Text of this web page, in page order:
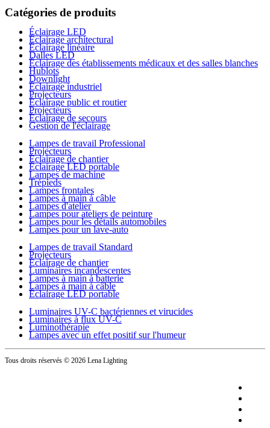
Catégories de produits
Éclairage LED
Éclairage architectural
Éclairage linéaire
Dalles LED
Éclairage des établissements médicaux et des salles blanches
Hublots
Downlight
Éclairage industriel
Projecteurs
Éclairage public et routier
Projecteurs
Éclairage de secours
Gestion de l'éclairage
Lampes de travail Professional
Projecteurs
Éclairage de chantier
Éclairage LED portable
Lampes de machine
Trépieds
Lampes frontales
Lampes à main à câble
Lampes d'atelier
Lampes pour ateliers de peinture
Lampes pour les détails automobiles
Lampes pour un lave-auto
Lampes de travail Standard
Projecteurs
Éclairage de chantier
Luminaires incandescentes
Lampes à main à batterie
Lampes à main à câble
Éclairage LED portable
Luminaires UV-C bactériennes et virucides
Luminaires à flux UV-C
Luminothérapie
Lampes avec un effet positif sur l'humeur
Tous droits réservés © 2026 Lena Lighting